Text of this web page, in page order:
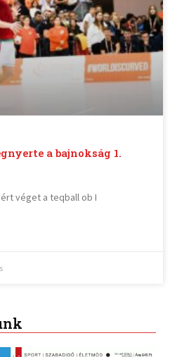
a bajnokság 1.
véget a teqball ob I